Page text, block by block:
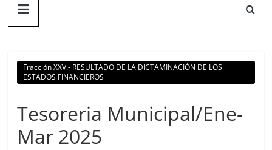
Fracción XXV.- RESULTADO DE LA DICTAMINACIÒN DE LOS
ESTADOS FINANCIEROS
Tesoreria Municipal/Ene-
Mar 2025